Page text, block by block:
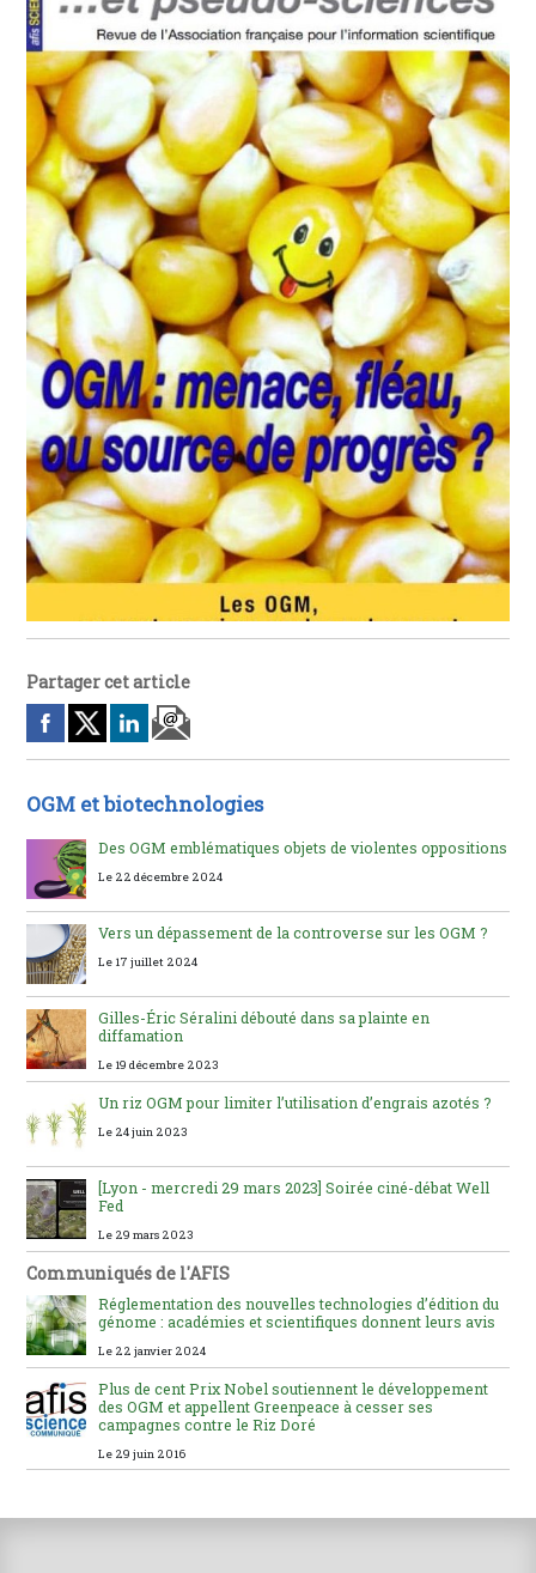
Partager cet article
OGM et biotechnologies
Des OGM emblématiques objets de violentes oppositions
Le 22 décembre 2024
Vers un dépassement de la controverse sur les OGM ?
Le 17 juillet 2024
Gilles-Éric Séralini débouté dans sa plainte en
diffamation
Le 19 décembre 2023
Un riz OGM pour limiter l’utilisation d’engrais azotés ?
Le 24 juin 2023
[Lyon - mercredi 29 mars 2023] Soirée ciné-débat Well
Fed
Le 29 mars 2023
Communiqués de l'AFIS
Réglementation des nouvelles technologies d’édition du
génome : académies et scientifiques donnent leurs avis
Le 22 janvier 2024
Plus de cent Prix Nobel soutiennent le développement
des OGM et appellent Greenpeace à cesser ses
campagnes contre le Riz Doré
Le 29 juin 2016